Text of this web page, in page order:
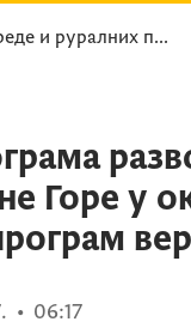
и руралних п...
Горе у
• 06:17